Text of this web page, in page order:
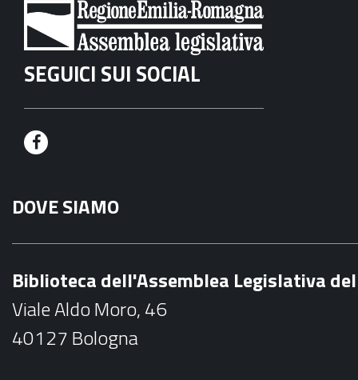
SEGUICI SUI SOCIAL
F
c
e
o
k
DOVE SIAMO
Biblioteca dell'Assemblea Legislativa
Viale Aldo Moro, 46
40127 Bologna